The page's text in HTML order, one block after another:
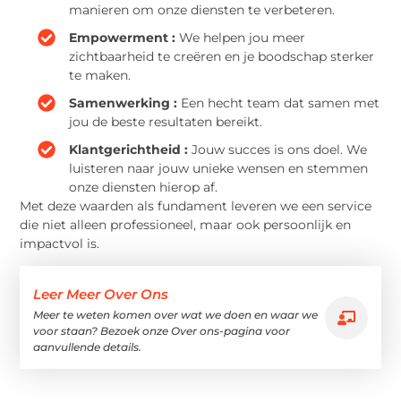
manieren om onze diensten te verbeteren.
Empowerment :We helpen jou meer
zichtbaarheid te creëren en je boodschap sterker
te maken.
Samenwerking : Een hecht team dat samen met
jou de beste resultaten bereikt.
Klantgerichtheid :Jouw succes is ons doel. We
luisteren naar jouw unieke wensen en stemmen
onze diensten hierop af.
Met deze waarden als fundament leveren we een service
die niet alleen professioneel, maar ook persoonlijk en
impactvol is.
Leer Meer Over Ons
Meer te weten komen over wat we doen en waar we
voor staan? Bezoek onze Over ons-pagina voor
aanvullende details.